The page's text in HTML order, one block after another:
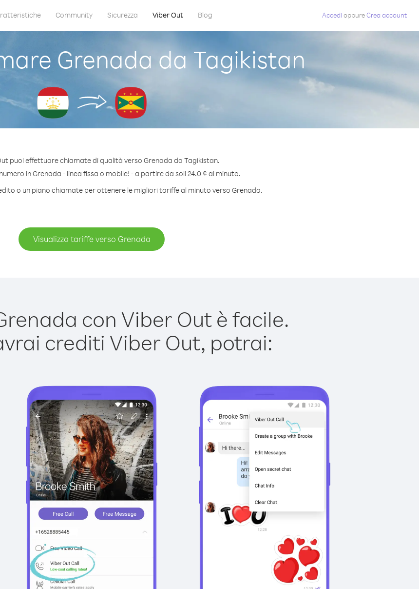
Community Sicurezza Viber Out Blog Accedi oppureCrea account
Grenada da Tagikistan
puoi effettuare chiamate di qualità verso Grenada da Tagikistan.
in Grenada - linea fissa o mobile! - a partire da soli 24.0 ¢ al minuto.
o un piano chiamate per ottenere le migliori tariffe al minuto verso Grenada.
Visualizza tariffe verso Grenada
con Viber Out è facile.
crediti Viber Out, potrai: